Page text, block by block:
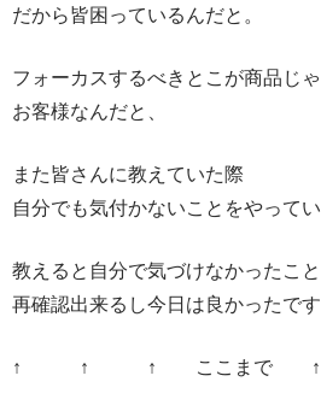
だから皆困っているんだと。
フォーカスするべきとこが商品じゃ
お客様なんだと、
また皆さんに教えていた際
自分でも気付かないことをやってい
教えると自分で気づけなかったこと
再確認出来るし今日は良かったです
↑ ↑ ↑ ここま